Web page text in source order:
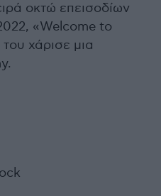
οκτώ επεισοδίων
«Welcome to
χάρισε μια